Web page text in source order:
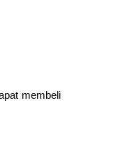
membeli